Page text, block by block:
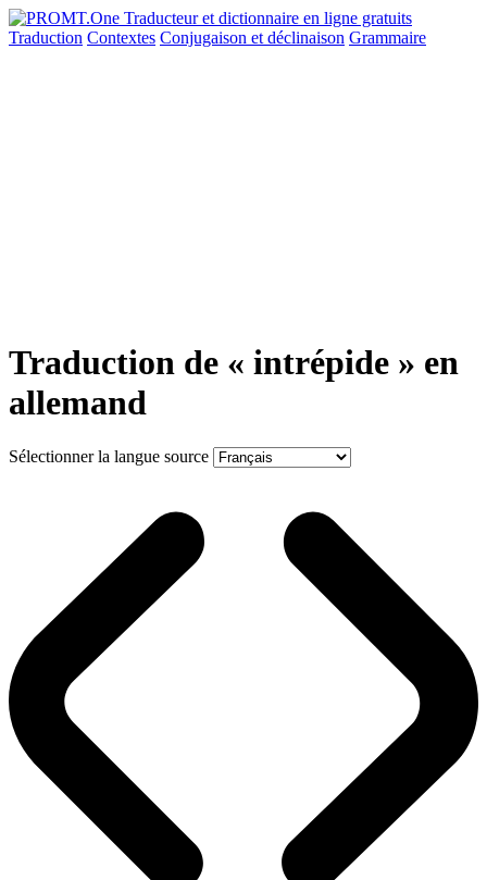
Traduction Contextes Conjugaison et déclinaison Grammaire
Traduction de « intrépide » en
allemand
Sélectionner la langue source